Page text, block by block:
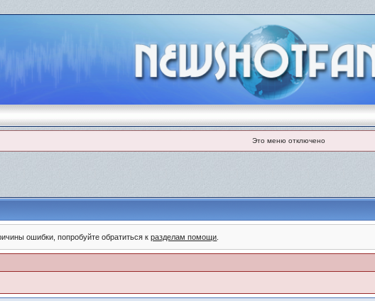
Это меню отключено
ошибки, попробуйте обратиться кразделам помощи